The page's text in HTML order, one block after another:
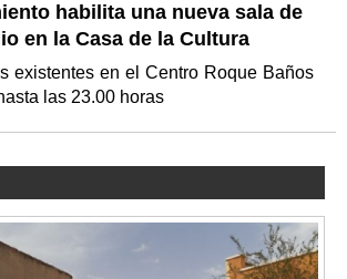
habilita una nueva sala de
en la Casa de la Cultura
existentes en el Centro Roque Baños
las 23.00 horas